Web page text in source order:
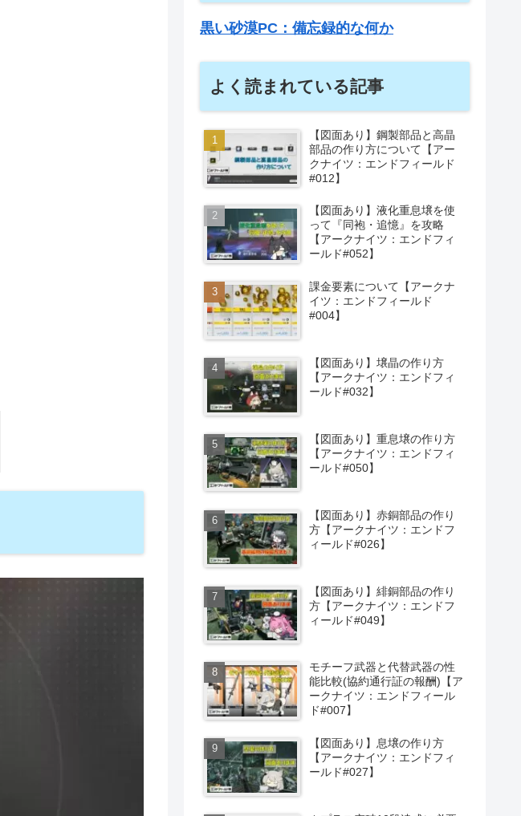
黒い砂漠PC：備忘録的な何か
よく読まれている記事
【図面あり】鋼製部品と高晶
部品の作り方について【アー
クナイツ：エンドフィールド
#012】
【図面あり】液化重息壌を使
って『同袍・追憶』を攻略
【アークナイツ：エンドフィ
ールド#052】
課金要素について【アークナ
イツ：エンドフィールド
#004】
【図面あり】壌晶の作り方
【アークナイツ：エンドフィ
ールド#032】
【図面あり】重息壌の作り方
【アークナイツ：エンドフィ
ールド#050】
【図面あり】赤銅部品の作り
方【アークナイツ：エンドフ
ィールド#026】
【図面あり】緋銅部品の作り
方【アークナイツ：エンドフ
ィールド#049】
モチーフ武器と代替武器の性
能比較(協約通行証の報酬)【ア
ークナイツ：エンドフィール
ド#007】
【図面あり】息壌の作り方
【アークナイツ：エンドフィ
ールド#027】